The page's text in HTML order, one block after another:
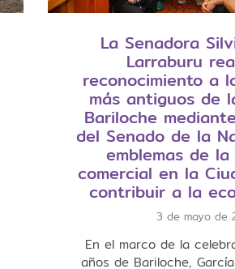
La Senadora
Larraburu
reconocimiento a
más antiguos de
Bariloche
del Senado de la
emblemas de
comercial en la
contribuir a la
3 de mayo de
En el marco de la
años de Bariloche,